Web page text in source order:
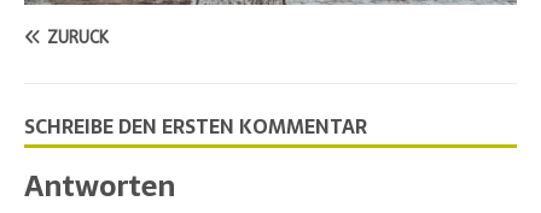
ZURÜCK
SCHREIBE DEN ERSTEN KOMMENTAR
Antworten